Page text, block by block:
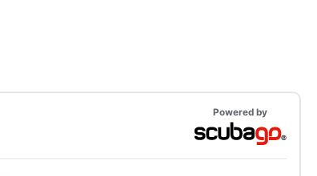
Powered by